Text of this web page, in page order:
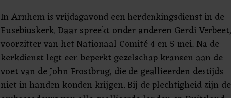
In Arnhem is vrijdagavond een herdenkingsdienst in de
Eusebiuskerk. Daar spreekt onder anderen Gerdi Verbeet,
voorzitter van het Nationaal Comité 4 en 5 mei. Na de
kerkdienst legt een beperkt gezelschap kransen aan de
voet van de John Frostbrug, die de geallieerden destijds
niet in handen konden krijgen. Bij de plechtigheid zijn de